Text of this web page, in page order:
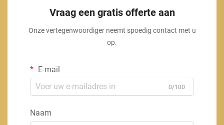
Vraag een gratis offerte aan
Onze vertegenwoordiger neemt spoedig contact met u
op.
E-mail
0/100
Naam